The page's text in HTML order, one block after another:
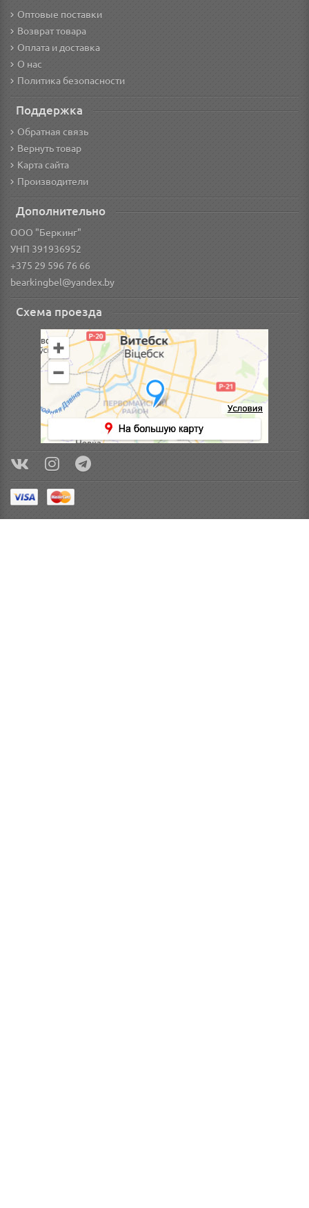
Оптовые поставки
Возврат товара
Оплата и доставка
О нас
Политика безопасности
Поддержка
Обратная связь
Вернуть товар
Карта сайта
Производители
Дополнительно
ООО "Беркинг"
УНП 391936952
+375 29 596 76 66
bearkingbel@yandex.by
Схема проезда